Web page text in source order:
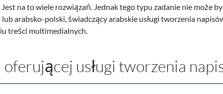
na to wiele rozwiązań. Jednak tego typu zadanie nie może
arabsko-polski, świadczący arabskie usługi tworzenia
treści multimedialnych.
oferującej usługi tworzenia